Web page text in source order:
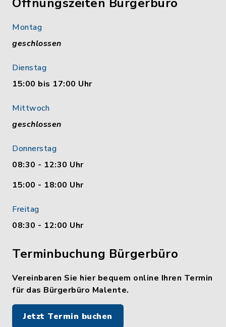
Montag
geschlossen
Dienstag
15:00 bis 17:00 Uhr
Mittwoch
geschlossen
Donnerstag
08:30 - 12:30 Uhr
15:00 - 18:00 Uhr
Freitag
08:30 - 12:00 Uhr
Terminbuchung Bürgerbüro
Vereinbaren Sie hier bequem online Ihren Termin
für das Bürgerbüro Malente.
Jetzt Termin buchen